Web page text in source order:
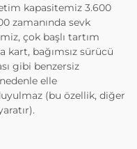
kapasitemiz 3.600
zamanında sevk
çok başlı tartım
kart, bağımsız sürücü
gibi benzersiz
elle
(bu özellik, diğer